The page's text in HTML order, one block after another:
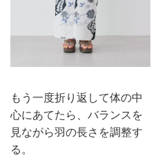
もう一度折り返して体の中
心にあてたら、バランスを
見ながら羽の長さを調整す
る。